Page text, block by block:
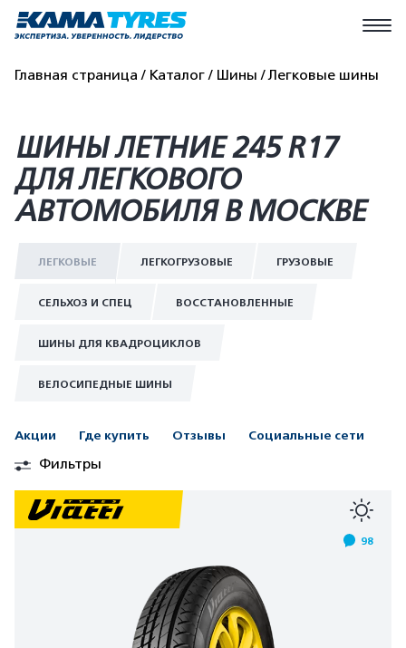
Главная страница Каталог Шины Легковые шины
ШИНЫ ЛЕТНИЕ 245 R17
ДЛЯ ЛЕГКОВОГО
АВТОМОБИЛЯ В МОСКВЕ
ЛЕГКОВЫЕ ЛЕГКОГРУЗОВЫЕ ГРУЗОВЫЕ
СЕЛЬХОЗ И СПЕЦ ВОССТАНОВЛЕННЫЕ
ШИНЫ ДЛЯ КВАДРОЦИКЛОВ
ВЕЛОСИПЕДНЫЕ ШИНЫ
Акции Где купить Отзывы Социальные сети
Фильтры
98